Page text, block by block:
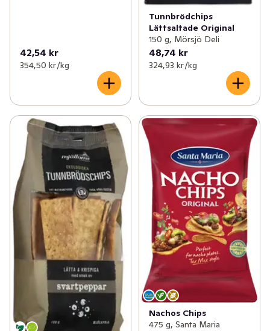
42,54 kr
354,50 kr /kg
Tunnbrödchips
Lättsaltade Original
150 g, Mörsjö Deli
48,74 kr
324,93 kr /kg
Nachos Chips
475 g, Santa Maria